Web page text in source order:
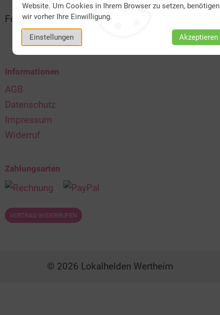
Website. Um Cookies in Ihrem Browser zu setzen, benötigen
wir vorher Ihre Einwilligung.
Einstellungen Akzeptieren
Folgen Sie uns:
Informationen
AGB
Datenschutz
Impressum
Widerruf
Zahlungsarten
VERTRAG WIDERRUFEN
© 2026 Lokalhelden Wertheim